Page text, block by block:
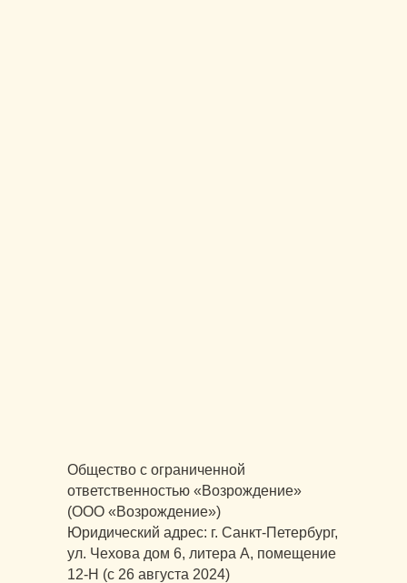
Общество с ограниченной
ответственностью «Возрождение»
(ООО «Возрождение»)
Юридический адрес: г. Санкт-Петербург,
ул. Чехова дом 6, литера А, помещение
12-Н (с 26 августа 2024)